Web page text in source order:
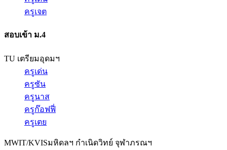
ครูเจต
สอบเข้า ม.4
TU เตรียมอุดมฯ
ครูเด่น
ครูซัน
ครูนาส
ครูก๊อฟฟี่
ครูเตย
MWIT/KVISมหิดลฯ กำเนิดวิทย์ จุฬาภรณฯ